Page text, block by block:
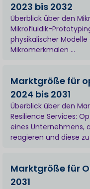
2023 bis 2032
Überblick über den
Mikrofluidik-
physikalischer
Mikromerkmalen ...
Marktgröße für
2024 bis 2031
Überblick über den
Resilience Services:
eines Unternehmens,
reagieren und diese
Marktgröße für
2031